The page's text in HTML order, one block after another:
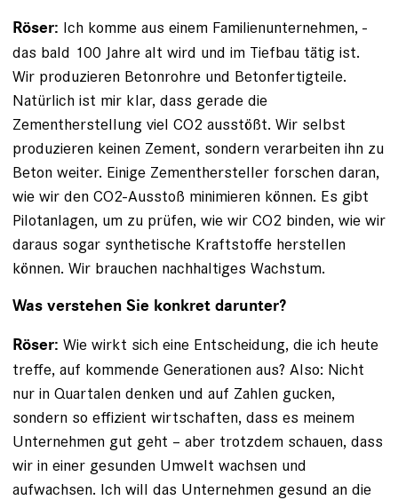
Röser: Ich komme aus einem Familienunternehmen, ­
das bald 100 Jahre alt wird und im Tiefbau tätig ist.
Wir produzieren Betonrohre und Betonfertigteile.
Natürlich ist mir klar, dass gerade die
Zementherstellung viel CO2 ausstößt. Wir selbst
produzieren keinen Zement, sondern verarbeiten ihn zu
Beton weiter. Einige Zementhersteller forschen daran,
wie wir den CO2-Ausstoß minimieren können. Es gibt
Pilotanlagen, um zu prüfen, wie wir CO2 binden, wie wir
daraus sogar synthetische Kraftstoffe herstellen
können. Wir brauchen nachhaltiges Wachstum.
Was verstehen Sie konkret darunter?
Röser: Wie wirkt sich eine Entscheidung, die ich heute
treffe, auf kommende Generationen aus? Also: Nicht
nur in Quartalen denken und auf Zahlen gucken,
sondern so effizient wirtschaften, dass es meinem
Unternehmen gut geht – aber trotzdem schauen, dass
wir in einer gesunden Umwelt wachsen und
aufwachsen. Ich will das Unter­nehmen gesund an die